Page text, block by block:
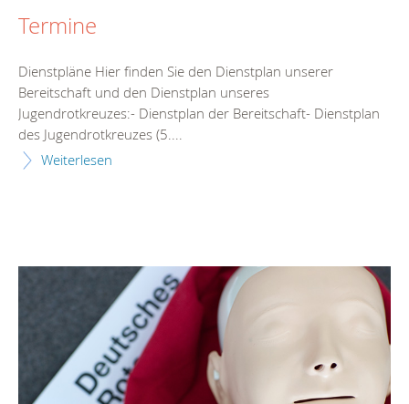
Termine
Dienstpläne Hier finden Sie den Dienstplan unserer
Bereitschaft und den Dienstplan unseres
Jugendrotkreuzes:- Dienstplan der Bereitschaft- Dienstplan
des Jugendrotkreuzes (5....
Weiterlesen